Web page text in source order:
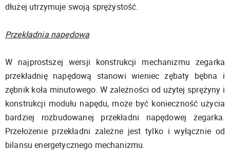
dłużej utrzymuje swoją sprężystość.
Przekładnia napędowa
W najprostszej wersji konstrukcji mechanizmu zegarka
przekładnię napędową stanowi wieniec zębaty bębna i
zębnik koła minutowego. W zależności od użytej sprężyny i
konstrukcji modułu napędu, może być konieczność użycia
bardziej rozbudowanej przekładni napędowej zegarka.
Przełożenie przekładni zależne jest tylko i wyłącznie od
bilansu energetycznego mechanizmu.